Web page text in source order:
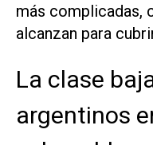
más complicadas,
alcanzan para
La clase
argentinos